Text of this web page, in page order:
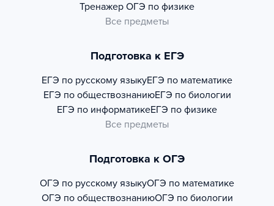
Тренажер ОГЭ по физике
Все предметы
Подготовка к ЕГЭ
ЕГЭ по русскому языкуЕГЭ по математике
ЕГЭ по обществознаниюЕГЭ по биологии
ЕГЭ по информатикеЕГЭ по физике
Все предметы
Подготовка к ОГЭ
ОГЭ по русскому языкуОГЭ по математике
ОГЭ по обществознаниюОГЭ по биологии